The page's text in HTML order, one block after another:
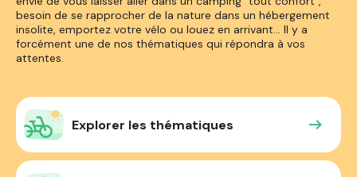
besoin de se rapprocher de la nature dans un hébergement
insolite, emportez votre vélo ou louez en arrivant... Il y a
forcément une de nos thématiques qui répondra à vos
attentes.
Explorer les thématiques